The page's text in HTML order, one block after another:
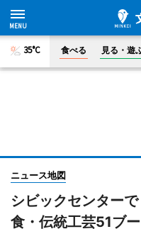
35°C 食べる 見る・遊
ニュース地図
シビックセンター
食・伝統工芸51ブ